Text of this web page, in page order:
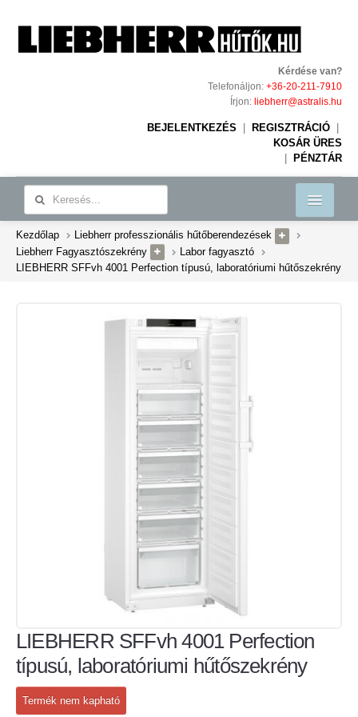
Kérdése van?
Telefonáljon: +36-20-211-7910
Írjon: liebherr@astralis.hu
BEJELENTKEZÉS REGISZTRÁCIÓ
KOSÁR ÜRES
PÉNZTÁR
Liebherr ipari hűtőberendezések
Rólunk
Kezdőlap
Liebherr professzionális hűtőberendezések
Liebherr Fagyasztószekrény
Labor fagyasztó
LIEBHERR SFFvh 4001 Perfection típusú, laboratóriumi hűtőszekrény
LIEBHERR SFFvh 4001 Perfection
típusú, laboratóriumi hűtőszekrény
Termék nem kapható